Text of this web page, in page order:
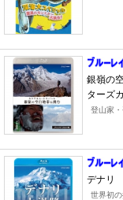
銀嶺の
ターズ
登山家
デナリ
世界初